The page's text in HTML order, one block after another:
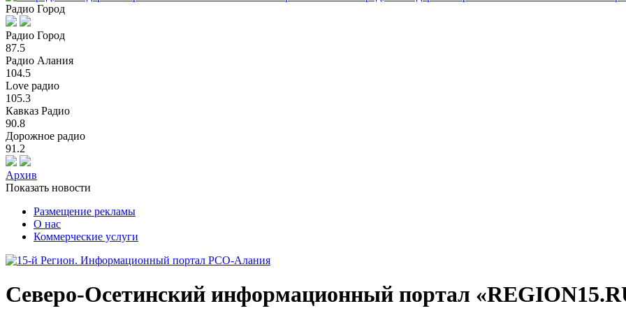
Радио Город
Радио Город
87.5
Радио Алания
104.5
Love радио
105.3
Кавказ Радио
90.8
Дорожное радио
91.2
Архив
Показать новости
Размещение рекламы
О нас
Коммерческие услуги
Северо-Осетинский информационный портал